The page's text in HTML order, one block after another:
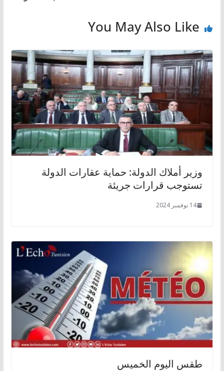
You May Also Like
وزير أملاك الدولة: حماية عقارات الدولة
تستوجب قرارات جريئة
14 نوفمبر 2024
طقس اليوم الخميس